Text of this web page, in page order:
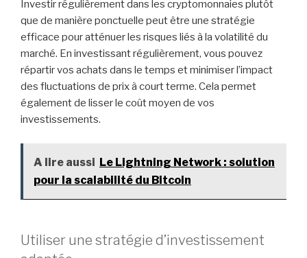
Investir régulièrement dans les cryptomonnaies plutôt
que de manière ponctuelle peut être une stratégie
efficace pour atténuer les risques liés à la volatilité du
marché. En investissant régulièrement, vous pouvez
répartir vos achats dans le temps et minimiser l’impact
des fluctuations de prix à court terme. Cela permet
également de lisser le coût moyen de vos
investissements.
A lire aussi Le Lightning Network : solution
pour la scalabilité du Bitcoin
Utiliser une stratégie d’investissement